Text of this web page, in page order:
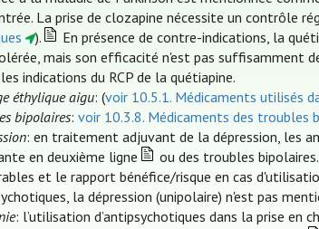
La prise de clozapine nécessite un contrôle
). En présence de contre-indications, la
mais son efficacité n'est pas suffisamment
indications du RCP de la quétiapine.
éthylique aigu: (voir 10.5.1. Médicaments utilisés
bipolaires:voir 10.3.8. Médicaments des troubles
: en traitement adjuvant de la dépression, les
en deuxième ligne
ou des troubles bipolaires.
et le rapport bénéfice/risque en cas
la dépression (unipolaire) n'est pas
: l’utilisation d’antipsychotiques dans la prise en